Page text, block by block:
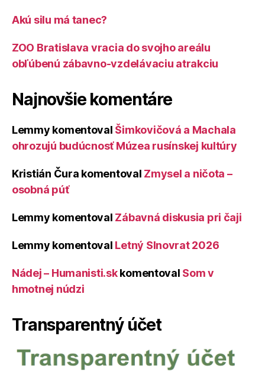
Akú silu má tanec?
ZOO Bratislava vracia do svojho areálu
obľúbenú zábavno-vzdelávaciu atrakciu
Najnovšie komentáre
Lemmy komentoval Šimkovičová a Machala
ohrozujú budúcnosť Múzea rusínskej kultúry
Kristián Čura komentoval Zmysel a ničota –
osobná púť
Lemmy komentoval Zábavná diskusia pri čaji
Lemmy komentoval Letný Slnovrat 2026
Nádej – Humanisti.skkomentoval Som v
hmotnej núdzi
Transparentný účet